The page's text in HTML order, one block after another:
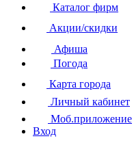
Каталог фирм
Акции/скидки
Афиша
Погода
Карта города
Личный кабинет
Моб.приложение
Вход